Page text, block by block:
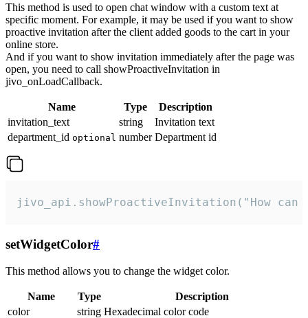
This method is used to open chat window with a custom text at
specific moment. For example, it may be used if you want to show
proactive invitation after the client added goods to the cart in your
online store.
And if you want to show invitation immediately after the page was
open, you need to call showProactiveInvitation in
jivo_onLoadCallback.
Name Type
Description
invitation_text
string
Invitation text
department_id optional number Department id
jivo_api.showProactiveInvitation("How
setWidgetColor#
This method allows you to change the widget color.
Name Type
Description
color
string Hexadecimal color code